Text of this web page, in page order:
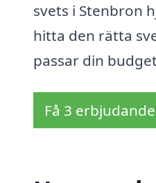
svets i Stenbron
hitta den rätta
passar din
Få 3